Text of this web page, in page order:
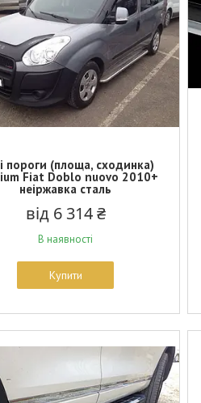
пороги (площа, сходинка)
Fiat Doblo nuovo 2010+
неіржавка сталь
від 6 314 ₴
В наявності
Купити